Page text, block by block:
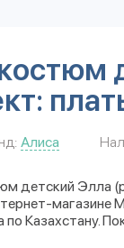
Алиса
детский Элла
магазине
Казахстану.